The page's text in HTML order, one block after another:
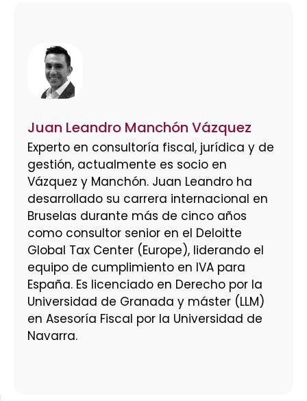
Juan Leandro Manchón Vázquez
Experto en consultoría fiscal, jurídica y de
gestión, actualmente es socio en
Vázquez y Manchón. Juan Leandro ha
desarrollado su carrera internacional en
Bruselas durante más de cinco años
como consultor senior en el Deloitte
Global Tax Center (Europe), liderando el
equipo de cumplimiento en IVA para
España. Es licenciado en Derecho por la
Universidad de Granada y máster (LLM)
en Asesoría Fiscal por la Universidad de
Navarra.